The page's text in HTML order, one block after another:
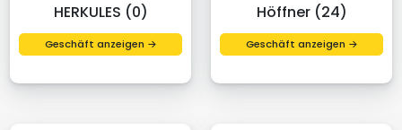
HERKULES (0)
Geschäft anzeigen →
Höffner (24)
Geschäft anzeigen →